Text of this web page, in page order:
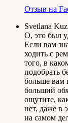
Отзыв на
Svetlana
О, это был
Если вам
ходить с
того, в
подобрать
больше вам
больший
ощутите,
нет, даже в
на самом